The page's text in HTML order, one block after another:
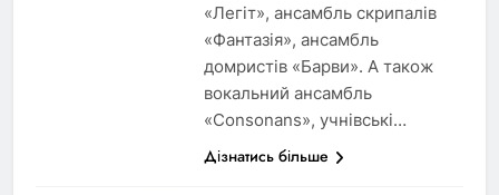
«Легіт», ансамбль скрипалів
«Фантазія», ансамбль
домристів «Барви». А також
вокальний ансамбль
«Consonans», учнівські…
Дізнатись більше